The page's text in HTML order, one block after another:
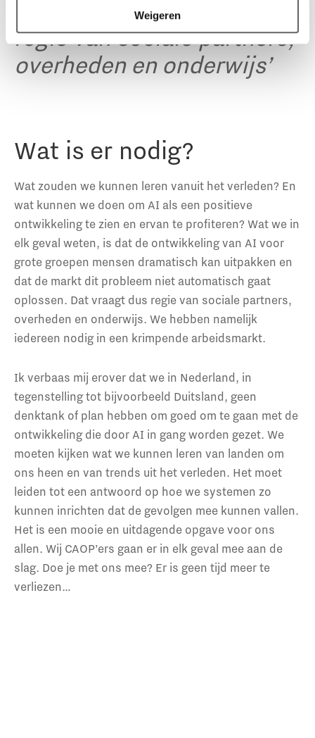
Weigeren
oplossen. Dat vraagt dus
regie van sociale partners,
overheden en onderwijs’
Wat is er nodig?
Wat zouden we kunnen leren vanuit het verleden? En
wat kunnen we doen om AI als een positieve
ontwikkeling te zien en ervan te profiteren? Wat we in
elk geval weten, is dat de ontwikkeling van AI voor
grote groepen mensen dramatisch kan uitpakken en
dat de markt dit probleem niet automatisch gaat
oplossen. Dat vraagt dus regie van sociale partners,
overheden en onderwijs. We hebben namelijk
iedereen nodig in een krimpende arbeidsmarkt.
Ik verbaas mij erover dat we in Nederland, in
tegenstelling tot bijvoorbeeld Duitsland, geen
denktank of plan hebben om goed om te gaan met de
ontwikkeling die door AI in gang worden gezet. We
moeten kijken wat we kunnen leren van landen om
ons heen en van trends uit het verleden. Het moet
leiden tot een antwoord op hoe we systemen zo
kunnen inrichten dat de gevolgen mee kunnen vallen.
Het is een mooie en uitdagende opgave voor ons
allen. Wij CAOP’ers gaan er in elk geval mee aan de
slag. Doe je met ons mee? Er is geen tijd meer te
verliezen…